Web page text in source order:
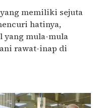
memiliki sejuta
hatinya,
yang mula-mula
rawat-inap di